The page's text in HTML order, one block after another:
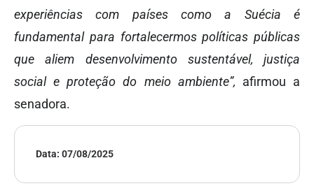
experiências com países como a Suécia é
fundamental para fortalecermos políticas públicas
que aliem desenvolvimento sustentável, justiça
social e proteção do meio ambiente”, afirmou a
senadora.
Data: 07/08/2025